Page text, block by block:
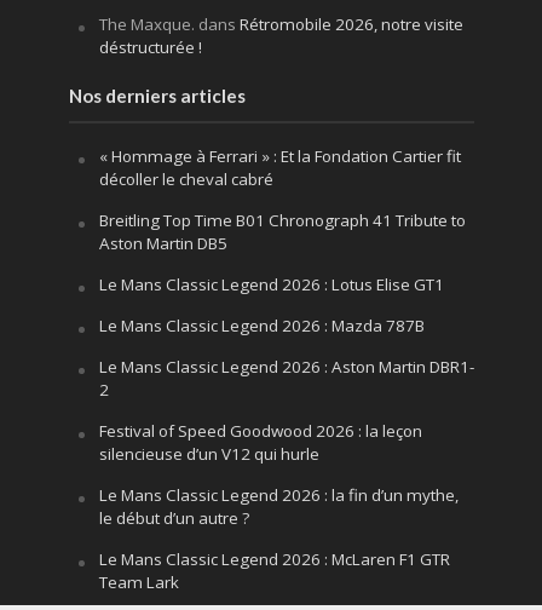
The Maxque. dans Rétromobile 2026, notre visite
déstructurée !
Nos derniers articles
« Hommage à Ferrari » : Et la Fondation Cartier fit
décoller le cheval cabré
Breitling Top Time B01 Chronograph 41 Tribute to
Aston Martin DB5
Le Mans Classic Legend 2026 : Lotus Elise GT1
Le Mans Classic Legend 2026 : Mazda 787B
Le Mans Classic Legend 2026 : Aston Martin DBR1-
2
Festival of Speed Goodwood 2026 : la leçon
silencieuse d’un V12 qui hurle
Le Mans Classic Legend 2026 : la fin d’un mythe,
le début d’un autre ?
Le Mans Classic Legend 2026 : McLaren F1 GTR
Team Lark